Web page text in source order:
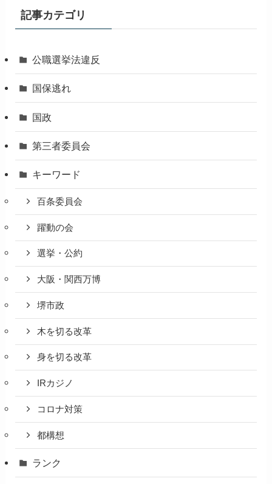
記事カテゴリ
公職選挙法違反
国保逃れ
国政
第三者委員会
キーワード
百条委員会
躍動の会
選挙・公約
大阪・関西万博
堺市政
木を切る改革
身を切る改革
IRカジノ
コロナ対策
都構想
ランク